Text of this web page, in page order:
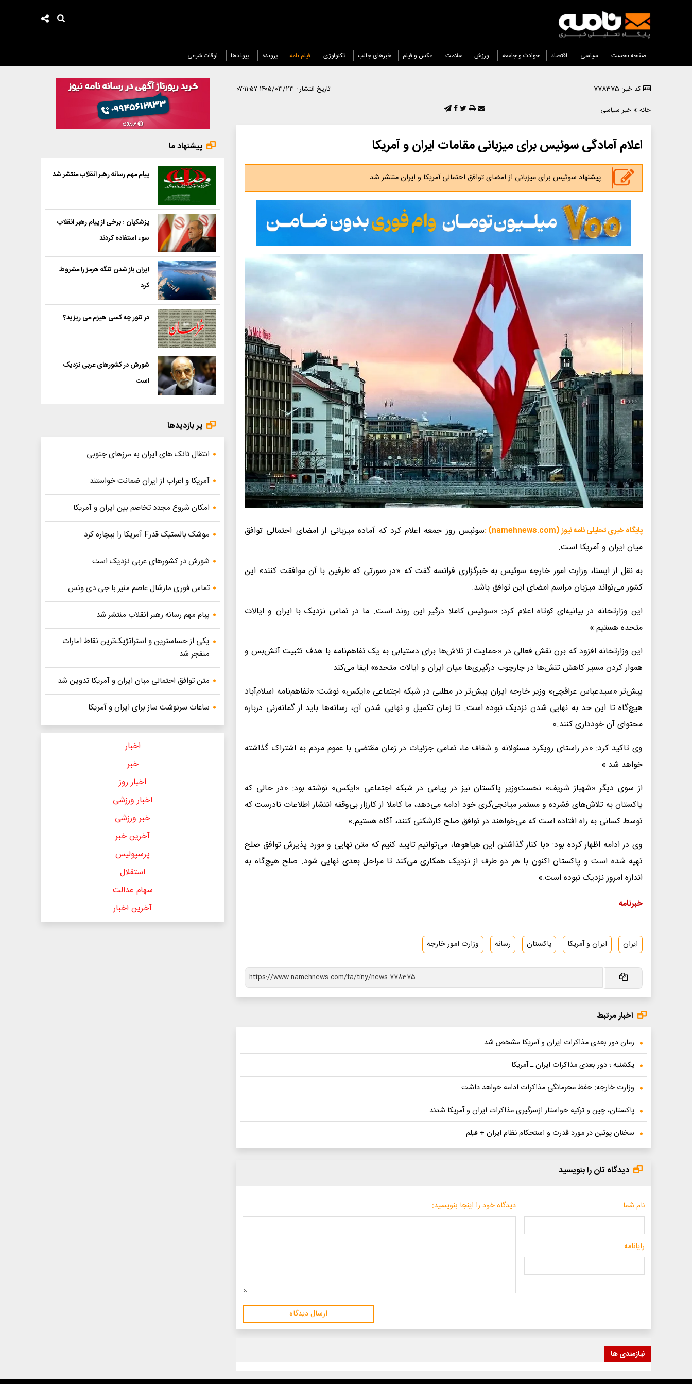
صفحه نخست سیاسی اقتصاد حوادث و جامعه ورزش سلامت عکس و فیلم خبرهای جالب تکنولوژی فیلم نامه پرونده پیوندها اوقات شرعی
کد خبر: 778375 تاریخ انتشار : ۱۴۰۵/۰۳/۲۳ ۰۷:۱۱:۵۷
خانه
خبر سیاسی
اعلام آمادگی سوئیس برای میزبانی مقامات ایران و آمریکا
پیشنهاد سوئیس برای میزبانی از امضای توافق احتمالی آمریکا و ایران منتشر شد
پایگاه خبری تحلیلی نامه نیوز (namehnews.com) :
سوئیس روز جمعه اعلام کرد که آماده میزبانی از امضای احتمالی توافق
میان ایران و آمریکا است.
به نقل از ایسنا، وزارت امور خارجه سوئیس به خبرگزاری فرانسه گفت که «در صورتی که طرفین با آن موافقت کنند» این
کشور می‌تواند میزبان مراسم امضای این توافق باشد.
این وزارتخانه در بیانیه‌ای کوتاه اعلام کرد: «سوئیس کاملا درگیر این روند است. ما در تماس نزدیک با ایران و ایالات
متحده هستیم.»
این وزارتخانه افزود که برن نقش فعالی در «حمایت از تلاش‌ها برای دستیابی به یک تفاهم‌نامه با هدف تثبیت آتش‌بس و
هموار کردن مسیر کاهش تنش‌ها در چارچوب درگیری‌ها میان ایران و ایالات متحده» ایفا می‌کند.
پیش‌تر «سیدعباس عراقچی» وزیر خارجه ایران پیش‌تر در مطلبی در شبکه اجتماعی «ایکس» نوشت: «تفاهم‌نامه اسلام‌آباد
هیچ‌گاه تا این حد به نهایی شدن نزدیک نبوده است. تا زمان تکمیل و نهایی شدن آن، رسانه‌ها باید از گمانه‌زنی درباره
محتوای آن خودداری کنند.»
وی تاکید کرد: «در راستای رویکرد مسئولانه و شفاف ما، تمامی جزئیات در زمان مقتضی با عموم مردم به اشتراک گذاشته
خواهد شد.»
از سوی دیگر «شهباز شریف» نخست‌وزیر پاکستان نیز در پیامی در شبکه اجتماعی «ایکس» نوشته بود: «در حالی که
پاکستان به تلاش‌های فشرده و مستمر میانجی‌گری خود ادامه می‌دهد، ما کاملا از کارزار بی‌وقفه انتشار اطلاعات نادرست که
توسط کسانی به راه افتاده است که می‌خواهند در توافق صلح کارشکنی کنند، آگاه هستیم.»
وی در ادامه اظهار کرده بود: «با کنار گذاشتن این هیاهوها، می‌توانیم تایید کنیم که متن نهایی و مورد پذیرش توافق صلح
تهیه شده است و پاکستان اکنون با هر دو طرف از نزدیک همکاری می‌کند تا مراحل بعدی نهایی شود. صلح هیچ‌گاه به
اندازه امروز نزدیک نبوده است.»
خبرنامه
ایران ایران و آمریکا پاکستان رسانه وزارت امور خارجه
اخبار مرتبط
زمان دور بعدی مذاکرات ایران و آمریکا مشخص شد
یکشنبه ؛ دور بعدی مذاکرات ایران ـ آمریکا
وزارت خارجه: حفظ محرمانگی مذاکرات ادامه خواهد داشت
پاکستان، چین و ترکیه خواستار ازسرگیری مذاکرات ایران و آمریکا شدند
سخنان پوتین در مورد قدرت و استحکام نظام ایران + فیلم
دیدگاه تان را بنویسید
نام شما
رایانامه
دیدگاه خود را اینجا بنویسید:
ارسال دیدگاه
نیازمندی ها
پیشنهاد ما
پیام مهم رسانه رهبر انقلاب منتشر شد
پزشکیان : برخی از پیام رهبر انقلاب
سوء استفاده کردند
ایران باز شدن تنگه هرمز را مشروط
کرد
در تنور چه کسی هیزم می ریزید؟
شورش در کشورهای عربی نزدیک
است
پر بازدیدها
انتقال تانک های ایران به مرزهای جنوبی
آمریکا و اعراب از ایران ضمانت خواستند
امکان شروع مجدد تخاصم‌ بین ایران و آمریکا
موشک بالستیک قدرF آمریکا را بیچاره کرد
شورش در کشورهای عربی نزدیک است
تماس فوری مارشال عاصم منیر با جی دی ونس
پیام مهم رسانه رهبر انقلاب منتشر شد
یکی از حساسترین و استراتژیک‌ترین نقاط امارات
منفجر شد
متن توافق احتمالی میان ایران و آمریکا تدوین شد
ساعات سرنوشت ساز برای ایران و آمریکا
اخبار
خبر
اخبار روز
اخبار ورزشی
خبر ورزشی
آخرین خبر
پرسپولیس
استقلال
سهام عدالت
آخرین اخبار